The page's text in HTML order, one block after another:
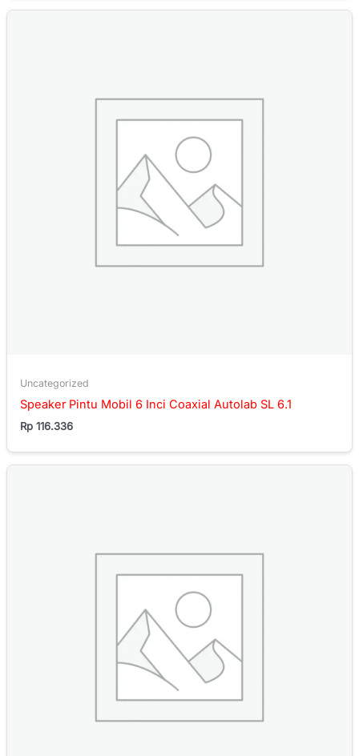
Uncategorized
Speaker Pintu Mobil 6 Inci Coaxial Autolab SL 6.1
Rp 116.336